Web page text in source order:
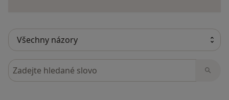
Hledejte v názorech